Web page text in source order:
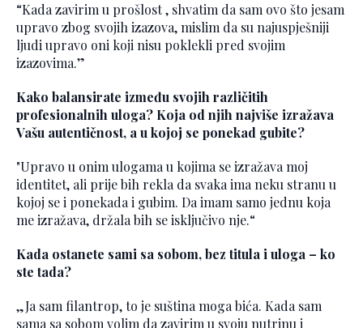
“Kada zavirim u prošlost , shvatim da sam ovo što jesam
upravo zbog svojih izazova, mislim da su najuspješniji
ljudi upravo oni koji nisu poklekli pred svojim
izazovima.”
Kako balansirate između svojih različitih
profesionalnih uloga? Koja od njih najviše izražava
Vašu autentičnost, a u kojoj se ponekad gubite?
"Upravo u onim ulogama u kojima se izražava moj
identitet, ali prije bih rekla da svaka ima neku stranu u
kojoj se i ponekada i gubim. Da imam samo jednu koja
me izražava, držala bih se isključivo nje.“
Kada ostanete sami sa sobom, bez titula i uloga – ko
ste tada?
„Ja sam filantrop, to je suština moga bića. Kada sam
sama sa sobom volim da zavirim u svoju nutrinu i